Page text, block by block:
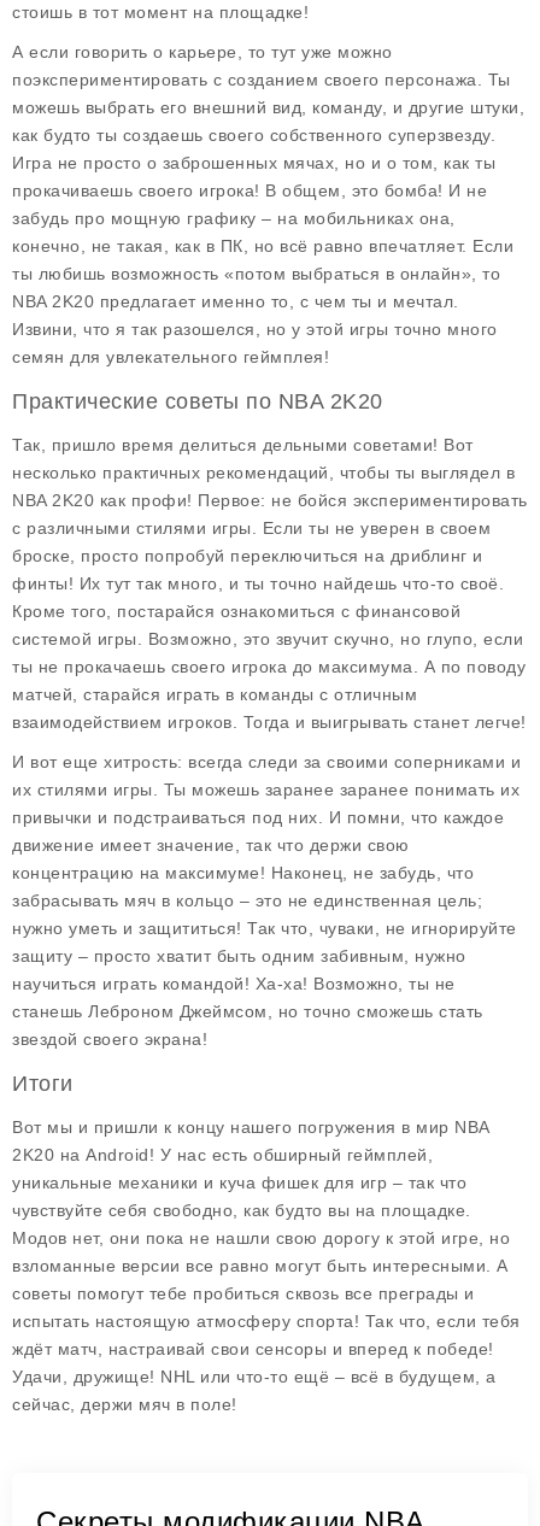
стоишь в тот момент на площадке!
А если говорить о карьере, то тут уже можно
поэкспериментировать с созданием своего персонажа. Ты
можешь выбрать его внешний вид, команду, и другие штуки,
как будто ты создаешь своего собственного суперзвезду.
Игра не просто о заброшенных мячах, но и о том, как ты
прокачиваешь своего игрока! В общем, это бомба! И не
забудь про мощную графику – на мобильниках она,
конечно, не такая, как в ПК, но всё равно впечатляет. Если
ты любишь возможность «потом выбраться в онлайн», то
NBA 2K20 предлагает именно то, с чем ты и мечтал.
Извини, что я так разошелся, но у этой игры точно много
семян для увлекательного геймплея!
Практические советы по NBA 2K20
Так, пришло время делиться дельными советами! Вот
несколько практичных рекомендаций, чтобы ты выглядел в
NBA 2K20 как профи! Первое: не бойся экспериментировать
с различными стилями игры. Если ты не уверен в своем
броске, просто попробуй переключиться на дриблинг и
финты! Их тут так много, и ты точно найдешь что-то своё.
Кроме того, постарайся ознакомиться с финансовой
системой игры. Возможно, это звучит скучно, но глупо, если
ты не прокачаешь своего игрока до максимума. А по поводу
матчей, старайся играть в команды с отличным
взаимодействием игроков. Тогда и выигрывать станет легче!
И вот еще хитрость: всегда следи за своими соперниками и
их стилями игры. Ты можешь заранее заранее понимать их
привычки и подстраиваться под них. И помни, что каждое
движение имеет значение, так что держи свою
концентрацию на максимуме! Наконец, не забудь, что
забрасывать мяч в кольцо – это не единственная цель;
нужно уметь и защититься! Так что, чуваки, не игнорируйте
защиту – просто хватит быть одним забивным, нужно
научиться играть командой! Ха-ха! Возможно, ты не
станешь Леброном Джеймсом, но точно сможешь стать
звездой своего экрана!
Итоги
Вот мы и пришли к концу нашего погружения в мир NBA
2K20 на Android! У нас есть обширный геймплей,
уникальные механики и куча фишек для игр – так что
чувствуйте себя свободно, как будто вы на площадке.
Модов нет, они пока не нашли свою дорогу к этой игре, но
взломанные версии все равно могут быть интересными. А
советы помогут тебе пробиться сквозь все преграды и
испытать настоящую атмосферу спорта! Так что, если тебя
ждёт матч, настраивай свои сенсоры и вперед к победе!
Удачи, дружище! NHL или что-то ещё – всё в будущем, а
сейчас, держи мяч в поле!